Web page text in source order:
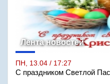
Лента новостей
ПН, 13.04 / 17:27
С праздником Светлой